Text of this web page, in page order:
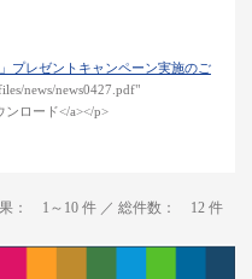
プレゼントキャンペーン実施のご
news/news0427.pdf"
ンロード</a></p>
： 1～10 件 ／ 総件数： 12 件